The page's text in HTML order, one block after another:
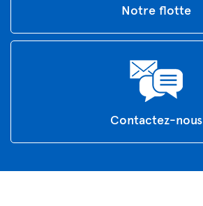
Notre flotte
Contactez-nous